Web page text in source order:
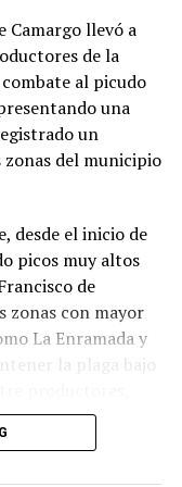
Camargo llevó a
de la
al picudo
una
un
del municipio
desde el inicio de
picos muy altos
de
zonas con mayor
La Enramada y
la plaga bajo
simultánea.